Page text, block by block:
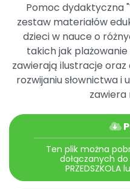
Pomoc dydaktyczna
zestaw materiałów
dzieci w nauce o
takich jak
zawierają ilustracje
rozwijaniu słownictwa i
zawiera
Ten plik można
dołączanych do
PRZEDSZKOLA